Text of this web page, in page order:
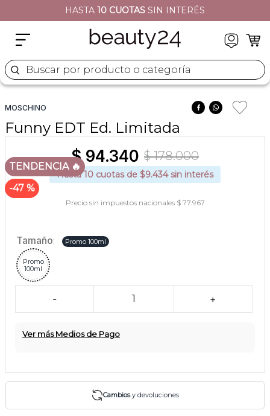
ENVÍO GRATISEN TODO EL SITIO
Buscar por producto o categoría
MOSCHINO
Funny EDT Ed. Limitada
TENDENCIA 🔥
47 %
$ 178.000
$ 94.340
Hasta10 cuotas de $9.434 sin interés
Precio sin impuestos nacionales $ 77.967
Tamaño: Promo 100ml
Promo
100ml
- 1 +
Ver más Medios de Pago
Cambiosy devoluciones
naj oleari
5. versace